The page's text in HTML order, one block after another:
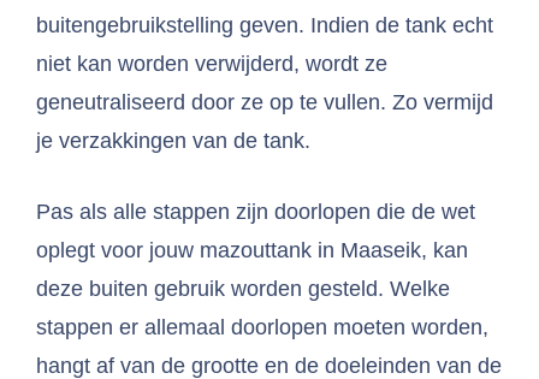
buitengebruikstelling geven. Indien de tank echt
niet kan worden verwijderd, wordt ze
geneutraliseerd door ze op te vullen. Zo vermijd
je verzakkingen van de tank.
Pas als alle stappen zijn doorlopen die de wet
oplegt voor jouw mazouttank in Maaseik, kan
deze buiten gebruik worden gesteld. Welke
stappen er allemaal doorlopen moeten worden,
hangt af van de grootte en de doeleinden van de